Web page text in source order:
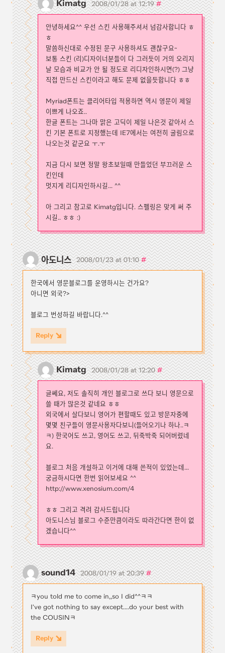
Kimatg 2008/01/28 at 12:19#
안녕하세요^^ 우선 스킨 사용해주셔서 넘감사합니다 ㅎ
ㅎ
말씀하신대로 수정된 문구 사용하셔도 괜찮구요~
보통 스킨 (리)디자이너분들이 다 그러듯이 거의 오리지
날 모습과 비교가 안 될 정도로 리디자인하시면(?) 그냥
직접 만드신 스킨이라고 해도 문제 없을듯합니다 ㅎㅎ
Myriad폰트는 클리어타입 적용하면 역시 영문이 제일
이쁘게 나오죠..
한글 폰트는 그나마 맑은 고딕이 제일 나은것 같아서 스
킨 기본 폰트로 지정했는데 IE7에서는 여전히 굴림으로
나오는것 같군요 ㅜ.ㅜ
지금 다시 보면 정말 왕초보일때 만들었던 부끄러운 스
킨인데
멋지게 리디자인하시길... ^^
아 그리고 참고로 Kimatg입니다. 스펠링은 맞게 써 주
시길.. ㅎㅎ :)
아도니스 2008/01/23 at 01:10#
한국에서 영문블로그를 운영하시는 건가요?
아니면 외국?>
블로그 번성하길 바랍니다.^^
Reply
Kimatg 2008/01/28 at 12:20#
글쎄요, 저도 솔직히 개인 블로그로 쓰다 보니 영문으로
쓸 때가 많은것 같네요 ㅎㅎ
외국에서 살다보니 영어가 편할때도 있고 방문자중에
몇몇 친구들이 영문사용자다보니(들어오기나 하나..ㅋ
ㅋ) 한국어도 쓰고, 영어도 쓰고, 뒤죽박죽 되어버렸네
요.
블로그 처음 개설하고 이거에 대해 쓴적이 있었는데...
궁금하시다면 한번 읽어보세요 ^^
http://www.xenosium.com/4
ㅎㅎ 그리고 격려 감사드립니다
아도니스님 블로그 수준만큼이라도 따라간다면 한이 없
겠습니다^^
sound14 2008/01/19 at 20:39#
ㅋyou told me to come in,,so I did^^ㅋㅋ
I've got nothing to say except....do your best with
the COUSINㅋ
Reply